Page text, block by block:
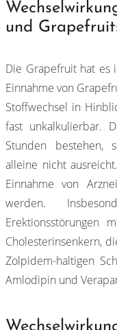
und
Die Grapefruit hat es
Einnahme von
Stoffwechsel in
fast unkalkulierbar.
Stunden bestehen,
alleine nicht
Einnahme von
werden.
Erektionsstörungen
Cholesterinsenkern,
Zolpidem-haltigen
Amlodipin und